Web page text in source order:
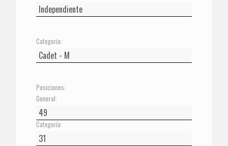
Categoría:
Posiciones:
General:
Categoría: